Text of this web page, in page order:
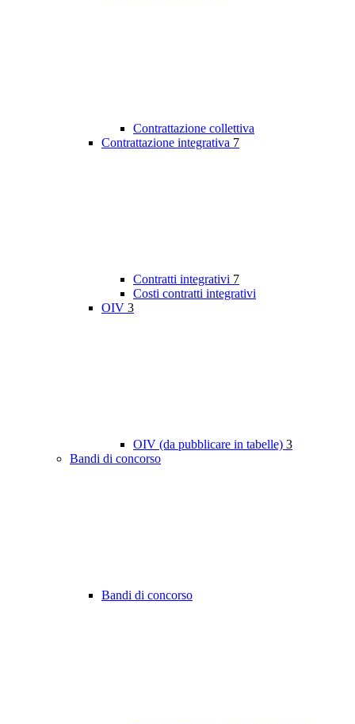
Contrattazione collettiva
Contrattazione integrativa 7
Contratti integrativi 7
Costi contratti integrativi
OIV 3
OIV (da pubblicare in tabelle) 3
Bandi di concorso
Bandi di concorso